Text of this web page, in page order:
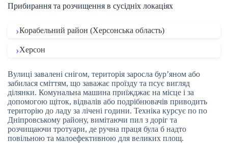
Прибирання та розчищення в сусідніх локаціях
Корабельний район (Херсонська область)
Херсон
Вулиці завалені снігом, територія заросла бур’яном або
забилася сміттям, що заважає проїзду та псує вигляд
ділянки. Комунальна машина приїжджає на місце і за
допомогою щіток, відвалів або подрібнювачів приводить
територію до ладу за лічені години. Техніка курсує по по
Дніпровському району, вимітаючи пил з доріг та
розчищаючи тротуари, де ручна праця була б надто
повільною та малоефективною для великих площ.